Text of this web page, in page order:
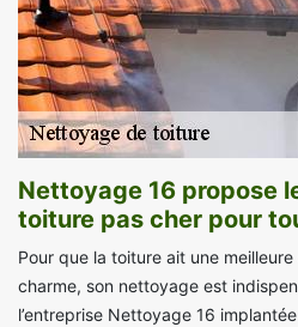
Nettoyage 16 propose
toiture pas cher pour
Pour que la toiture ait une
charme, son nettoyage est
l’entreprise Nettoyage 16